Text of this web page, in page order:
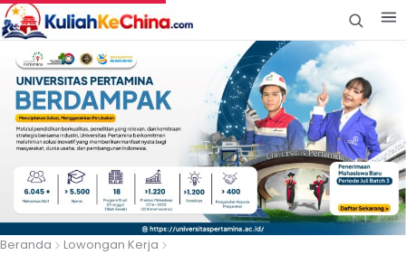
Beranda
Lowongan Kerja